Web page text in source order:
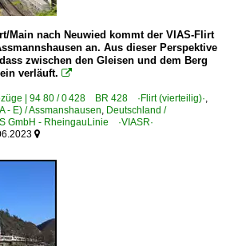
Main nach Neuwied kommt der VIAS-Flirt
an. Aus dieser Perspektive
zwischen den Gleisen und dem Berg
verläuft. 
| 94 80 / 0 428 BR 428 ·Flirt (vierteilig)·
- E) / Assmanshausen Deutschland /
GmbH - RheingauLinie ·VIASR·
